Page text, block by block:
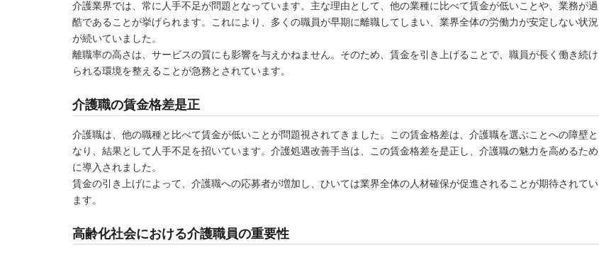
介護業界では、常に人手不足が問題となっています。主な理由として、他の業種に比べて賃金が低いことや、業務が過
酷であることが挙げられます。これにより、多くの職員が早期に離職してしまい、業界全体の労働力が安定しない状況
が続いていました。
離職率の高さは、サービスの質にも影響を与えかねません。そのため、賃金を引き上げることで、職員が長く働き続け
られる環境を整えることが急務とされています。
介護職の賃金格差是正
介護職は、他の職種と比べて賃金が低いことが問題視されてきました。この賃金格差は、介護職を選ぶことへの障壁と
なり、結果として人手不足を招いています。介護処遇改善手当は、この賃金格差を是正し、介護職の魅力を高めるため
に導入されました。
賃金の引き上げによって、介護職への応募者が増加し、ひいては業界全体の人材確保が促進されることが期待されてい
ます。
高齢化社会における介護職員の重要性